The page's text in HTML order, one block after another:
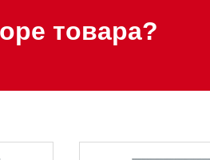
товара?